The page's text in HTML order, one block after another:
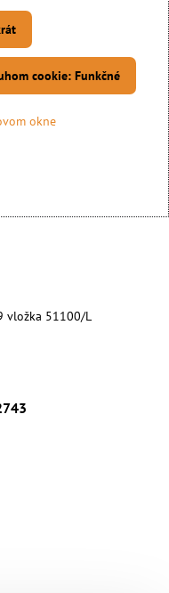
cookie: Funkčné
okne
vložka 51100/L